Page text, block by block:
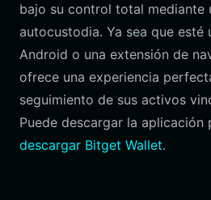
bajo su control total mediante
autocustodia. Ya sea que esté
Android o una extensión de
ofrece una experiencia
seguimiento de sus activos
Puede descargar la aplicación
descargar Bitget Wallet.